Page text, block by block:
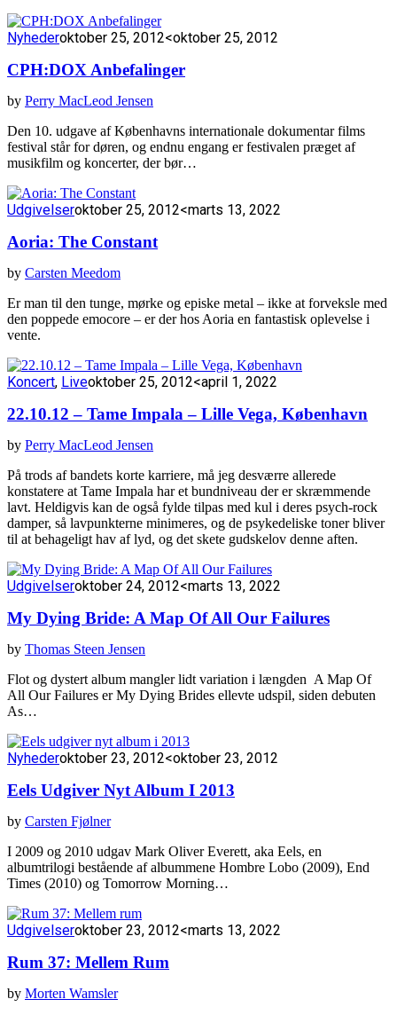
Nyhederoktober 25, 2012<oktober 25, 2012
CPH:DOX Anbefalinger
by Perry MacLeod Jensen
Den 10. udgave af Københavns internationale dokumentar films
festival står for døren, og endnu engang er festivalen præget af
musikfilm og koncerter, der bør…
Udgivelseroktober 25, 2012<marts 13, 2022
Aoria: The Constant
by Carsten Meedom
Er man til den tunge, mørke og episke metal – ikke at forveksle med
den poppede emocore – er der hos Aoria en fantastisk oplevelse i
vente.
Koncert, Liveoktober 25, 2012<april 1, 2022
22.10.12 – Tame Impala – Lille Vega, København
by Perry MacLeod Jensen
På trods af bandets korte karriere, må jeg desværre allerede
konstatere at Tame Impala har et bundniveau der er skræmmende
lavt. Heldigvis kan de også fylde tilpas med kul i deres psych-rock
damper, så lavpunkterne minimeres, og de psykedeliske toner bliver
til at behageligt hav af lyd, og det skete gudskelov denne aften.
Udgivelseroktober 24, 2012<marts 13, 2022
My Dying Bride: A Map Of All Our Failures
by Thomas Steen Jensen
Flot og dystert album mangler lidt variation i længden A Map Of
All Our Failures er My Dying Brides ellevte udspil, siden debuten
As…
Nyhederoktober 23, 2012<oktober 23, 2012
Eels Udgiver Nyt Album I 2013
by Carsten Fjølner
I 2009 og 2010 udgav Mark Oliver Everett, aka Eels, en
albumtrilogi bestående af albummene Hombre Lobo (2009), End
Times (2010) og Tomorrow Morning…
Udgivelseroktober 23, 2012<marts 13, 2022
Rum 37: Mellem Rum
by Morten Wamsler